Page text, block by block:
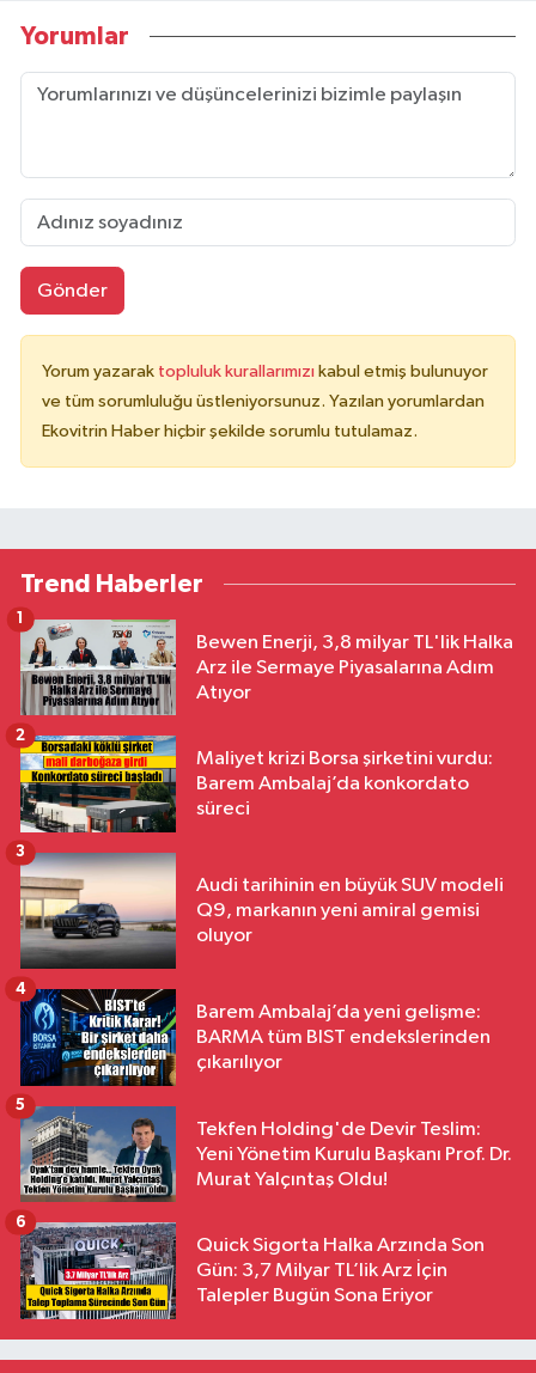
Yorumlar
Gönder
Yorum yazarak topluluk kurallarımızı kabul etmiş bulunuyor
ve tüm sorumluluğu üstleniyorsunuz. Yazılan yorumlardan
Ekovitrin Haber hiçbir şekilde sorumlu tutulamaz.
Trend Haberler
Bewen Enerji, 3,8 milyar TL'lik Halka
Arz ile Sermaye Piyasalarına Adım
Atıyor
1
Maliyet krizi Borsa şirketini vurdu:
Barem Ambalaj’da konkordato
süreci
2
Audi tarihinin en büyük SUV modeli
Q9, markanın yeni amiral gemisi
oluyor
3
Barem Ambalaj’da yeni gelişme:
BARMA tüm BIST endekslerinden
çıkarılıyor
4
Tekfen Holding'de Devir Teslim:
Yeni Yönetim Kurulu Başkanı Prof. Dr.
Murat Yalçıntaş Oldu!
5
Quick Sigorta Halka Arzında Son
Gün: 3,7 Milyar TL’lik Arz İçin
Talepler Bugün Sona Eriyor
6